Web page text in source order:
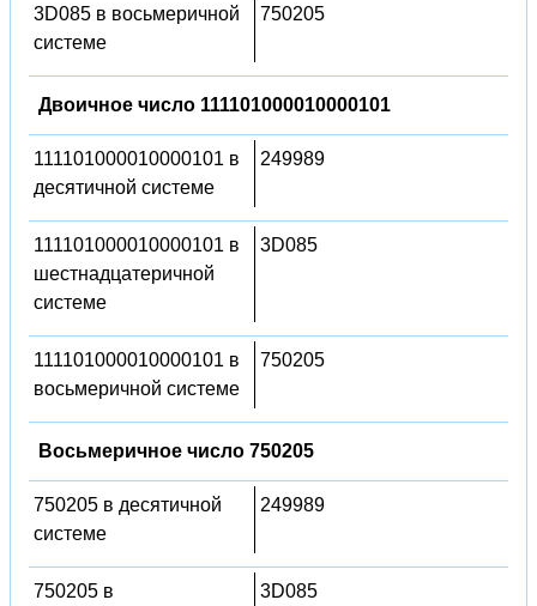
3D085 в восьмеричной
системе
750205
Двоичное число 111101000010000101
111101000010000101 в
десятичной системе
249989
111101000010000101 в
шестнадцатеричной
системе
3D085
111101000010000101 в
восьмеричной системе
750205
Восьмеричное число 750205
750205 в десятичной
системе
249989
750205 в 3D085